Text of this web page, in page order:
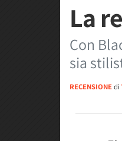
La
Con
sia
RECENSIONEdi